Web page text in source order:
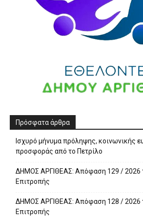
Πρόσφατα άρθρα
Ισχυρό μήνυμα πρόληψης, κοινωνικής
προσφοράς από το Πετρίλο
ΔΗΜΟΣ ΑΡΓΙΘΕΑΣ: Απόφαση 129 / 2026
Επιτροπής
ΔΗΜΟΣ ΑΡΓΙΘΕΑΣ: Απόφαση 128 / 2026
Επιτροπής